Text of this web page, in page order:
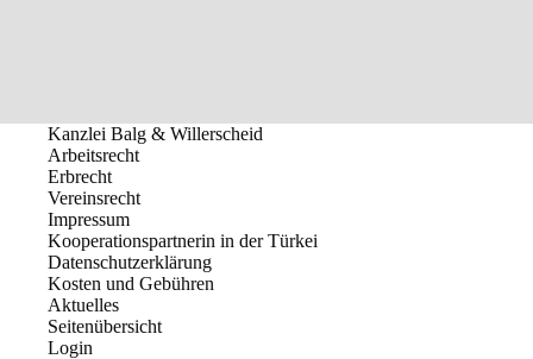
Kanzlei Balg & Willerscheid
Arbeitsrecht
Erbrecht
Vereinsrecht
Impressum
Kooperationspartnerin in der Türkei
Datenschutzerklärung
Kosten und Gebühren
Aktuelles
Seitenübersicht
Login